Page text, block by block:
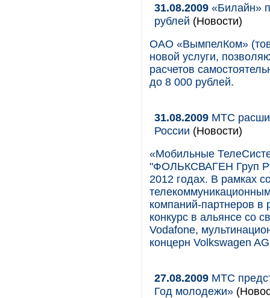
31.08.2009 «Билайн»
рублей (Новости)
ОАО «ВымпелКом»
новой услуги,
расчетов
до 8 000 рублей.
31.08.2009 МТС
России (Новости)
«Мобильные
"ФОЛЬКСВАГЕН Груп
2012 годах. В рамках
компаний-партнеров
конкурс в альянсе со
Vodafone,
концерн Volkswagen
27.08.2009 МТС
Год молодежи»